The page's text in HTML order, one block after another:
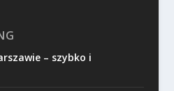
– szybko i